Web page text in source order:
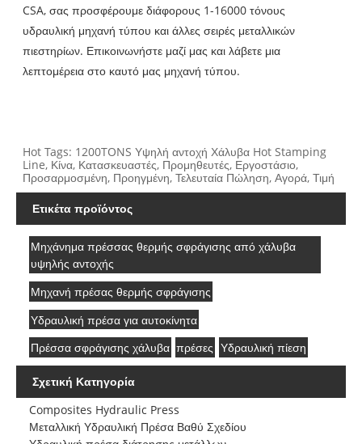
CSA, σας προσφέρουμε διάφορους 1-16000 τόνους
υδραυλική μηχανή τύπου και άλλες σειρές μεταλλικών
πιεστηρίων. Επικοινωνήστε μαζί μας και λάβετε μια
λεπτομέρεια στο καυτό μας μηχανή τύπου.
Hot Tags: 1200TONS Υψηλή αντοχή Χάλυβα Hot Stamping
Line, Κίνα, Κατασκευαστές, Προμηθευτές, Εργοστάσιο,
Προσαρμοσμένη, Προηγμένη, Τελευταία Πώληση, Αγορά, Τιμή
Ετικέτα προϊόντος
Μηχάνημα πρέσσας θερμής σφράγισης από χάλυβα
υψηλής αντοχής
Μηχανή πρέσας θερμής σφράγισης
Υδραυλική πρέσα για αυτοκίνητα
Πρέσσα σφράγισης χάλυβα πρέσες Υδραυλική πίεση
Σχετική Κατηγορία
Composites Hydraulic Press
Μεταλλική Υδραυλική Πρέσα Βαθύ Σχεδίου